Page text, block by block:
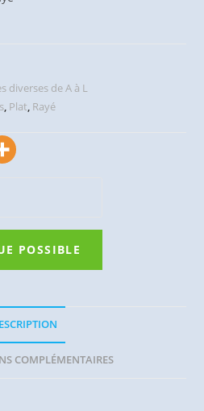
diverses de A à L
, Plat, Rayé
COMPLÉMENTAIRES